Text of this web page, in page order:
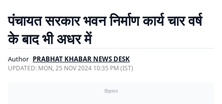
पंचायत सरकार भवन निर्माण कार्य चार वर्ष
के बाद भी अधर में
Author PRABHAT KHABAR NEWS DESK
UPDATED: MON, 25 NOV 2024 10:35 PM (IST)
विज्ञापन